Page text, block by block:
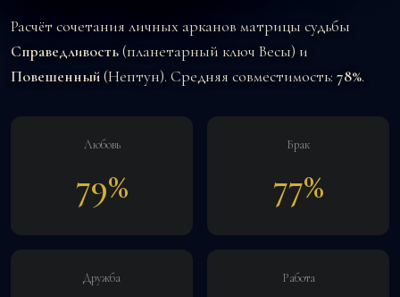
Расчёт сочетания личных арканов матрицы судьбы
Справедливость(планетарный ключ Весы) и
Повешенный(Нептун). Средняя совместимость: 78%.
Любовь
79%
Брак
77%
Дружба Работа